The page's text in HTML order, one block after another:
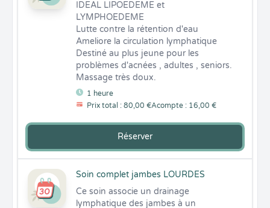
1 heure
Prix total : 80,00 €Acompte : 16,00 €
IDEAL LIPOEDEME et
LYMPHOEDEME
Lutte contre la rétention d'eau
Ameliore la circulation lymphatique
Destiné au plus jeune pour les
problèmes d'acnées , adultes , seniors.
Massage très doux.
Réserver
Soin complet jambes LOURDES
Ce soin associe un drainage
lymphatique des jambes à un